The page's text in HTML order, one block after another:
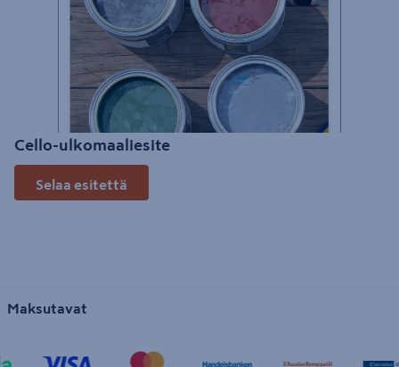
Cello-ulkomaaliesite
Selaa esitettä
Maksutavat